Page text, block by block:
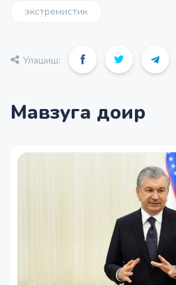
экстремистик
Улашиш:
Мавзуга доир